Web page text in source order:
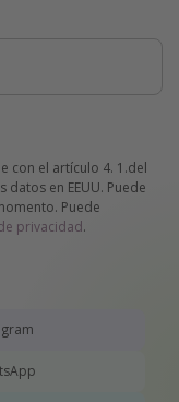
con el artículo 4. 1.del
en EEUU. Puede
Puede
privacidad.